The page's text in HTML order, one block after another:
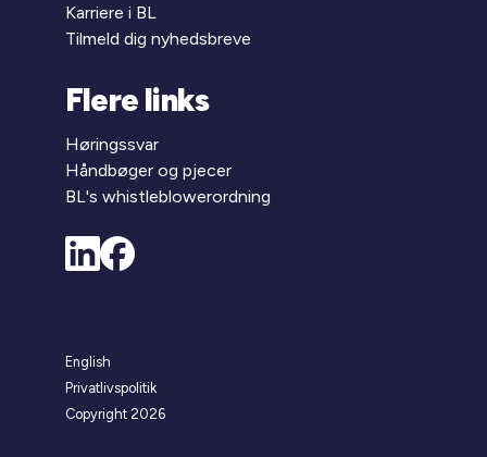
Karriere i BL
Tilmeld dig nyhedsbreve
Flere links
Høringssvar
Håndbøger og pjecer
BL's whistleblowerordning
English
Privatlivspolitik
Copyright 2026